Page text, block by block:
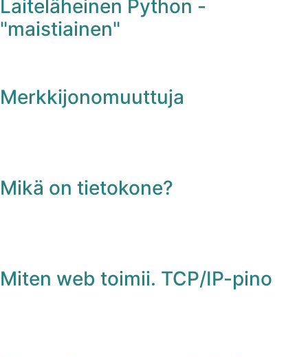
Laiteläheinen Python -
"maistiainen"
Merkkijonomuuttuja
Mikä on tietokone?
Miten web toimii. TCP/IP-pino